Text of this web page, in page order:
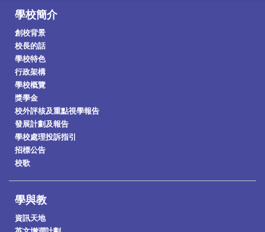
學校簡介
創校背景
校長的話
學校特色
行政架構
學校概覽
獎學金
校外評核及重點視學報告
發展計劃及報告
學校處理投訴指引
招標公告
校歌
學與教
資訊天地